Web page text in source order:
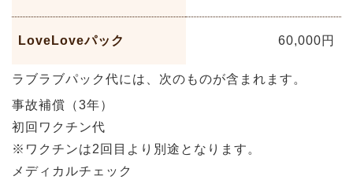
LoveLoveパック 60,000円
ラブラブパック代には、次のものが含まれます。
事故補償（3年）
初回ワクチン代
※ワクチンは2回目より別途となります。
メディカルチェック